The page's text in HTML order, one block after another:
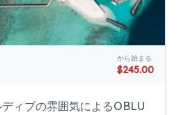
から始まる
$245.00
ィブの雰囲気によるOBLU